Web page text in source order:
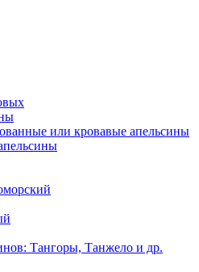
или кровавые апельсины
Тангоры, Танжело и др.